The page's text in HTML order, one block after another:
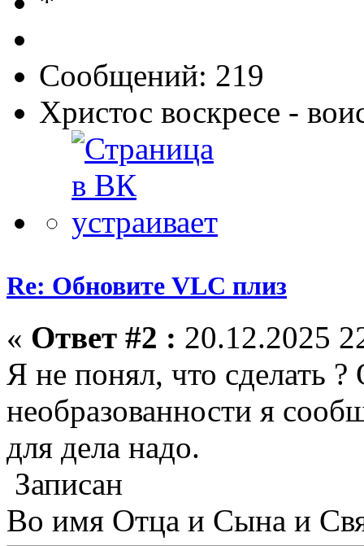
Сообщений: 219
Христос воскресе -
Re: Обновите VLC плиз
« Ответ #2 : 20.12.2025
Я не понял, что сделать ?
необразованности я
для дела надо.
Записан
Во имя Отца и Сына и